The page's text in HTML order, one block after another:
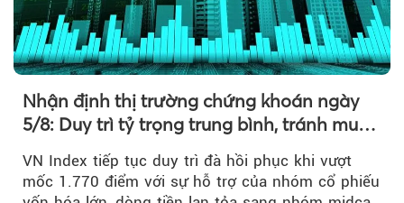
Nhận định thị trường chứng khoán ngày
5/8: Duy trì tỷ trọng trung bình, tránh mua
VN Index tiếp tục duy trì đà hồi phục khi vượt
mốc 1.770 điểm với sự hỗ trợ của nhóm cổ phiếu